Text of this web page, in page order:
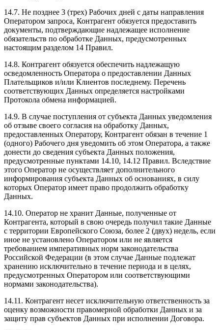
14.7. Не позднее 3 (трех) Рабочих дней с даты направления
Оператором запроса, Контрагент обязуется предоставить
документы, подтверждающие надлежащее исполнение
обязательств по обработке Данных, предусмотренных
настоящим разделом 14 Правил.
14.8. Контрагент обязуется обеспечить надлежащую
осведомленность Оператора о предоставлении Данных
Плательщиков и/или Клиентов последнему. Перечень
соответствующих Данных определяется настройками
Протокола обмена информацией.
14.9. В случае поступления от субъекта Данных уведомления
об отзыве своего согласия на обработку Данных,
предоставленных Оператору, Контрагент обязан в течение 1
(одного) Рабочего дня уведомить об этом Оператора, а также
донести до сведения субъекта Данных положения,
предусмотренные пунктами 14.10, 14.12 Правил. Вследствие
этого Оператор не осуществляет дополнительного
информирования субъекта Данных об основаниях, в силу
которых Оператор имеет право продолжить обработку
Данных.
14.10. Оператор не хранит Данные, полученные от
Контрагента, который в свою очередь получил такие Данные
с территории Европейского Союза, более 2 (двух) недель, если
иное не установлено Оператором или не является
требованием императивных норм законодательства
Российской Федерации (в этом случае Данные подлежат
хранению исключительно в течение периода и в целях,
предусмотренных Оператором или соответствующими
нормами законодательства).
14.11. Контрагент несет исключительную ответственность за
оценку возможности правомерной обработки Данных и за
защиту прав субъектов Данных при исполнении Договора.